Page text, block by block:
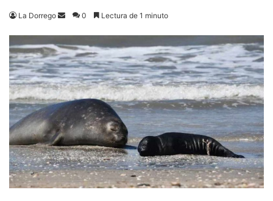
La Dorrego
Send
email
0 Lectura de 1 minuto